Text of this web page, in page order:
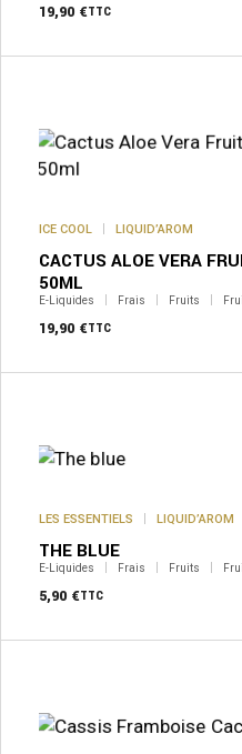
19,90 €TTC
ICE COOL LIQUID’AROM
CACTUS ALOE VERA
50ML
E-Liquides Frais Fruits
19,90 €TTC
LES ESSENTIELS LIQUID’AROM
THE BLUE
E-Liquides Frais Fruits
5,90 €TTC